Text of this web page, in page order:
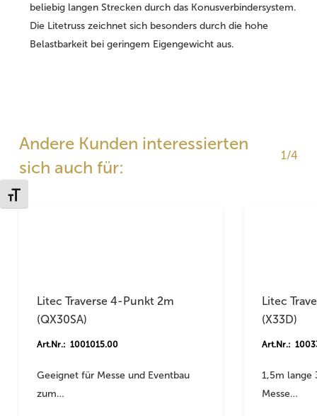
Schrift vergrößern
beliebig langen Strecken durch das Konusverbindersystem.
Die Litetruss zeichnet sich besonders durch die hohe
Belastbarkeit bei geringem Eigengewicht aus.
Andere Kunden interessierten
sich auch für:
1/4
Litec Traverse 4-Punkt 2m
(QX30SA)
Art.Nr.: 1001015.00
Geeignet für Messe und Eventbau
zum…
Litec
(X33D)
Art.Nr.:
1,5m lange
Messe…